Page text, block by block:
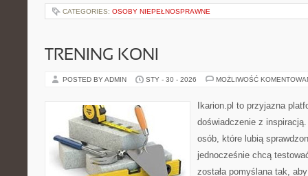
CATEGORIES: OSOBY NIEPEŁNOSPRAWNE
TRENING KONI
POSTED BY ADMIN STY - 30 - 2026 MOŻLIWOŚĆ
Ikarion.pl to przyjazna
doświadczenie z
osób, które lubią
jednocześnie chcą
została pomyślana tak,